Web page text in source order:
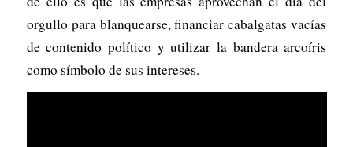
orgullo para blanquearse, financiar cabalgatas vacías
de contenido político y utilizar la bandera arcoíris
como símbolo de sus intereses.